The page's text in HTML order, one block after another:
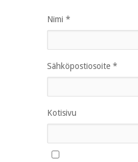
Nimi *
Sähköpostiosoite *
Kotisivu